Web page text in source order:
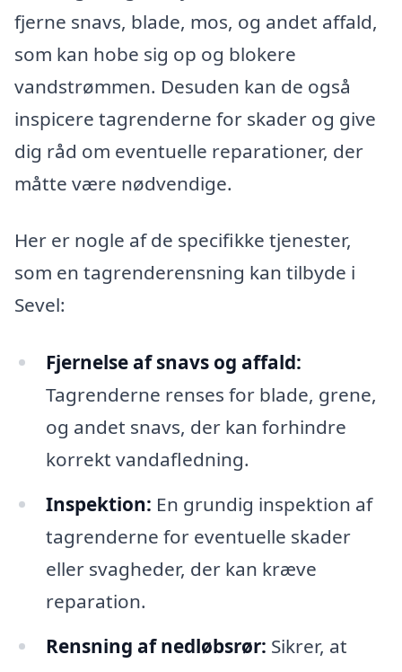
fjerne snavs, blade, mos, og andet affald,
som kan hobe sig op og blokere
vandstrømmen. Desuden kan de også
inspicere tagrenderne for skader og give
dig råd om eventuelle reparationer, der
måtte være nødvendige.
Her er nogle af de specifikke tjenester,
som en tagrenderensning kan tilbyde i
Sevel:
Fjernelse af snavs og affald:
Tagrenderne renses for blade, grene,
og andet snavs, der kan forhindre
korrekt vandafledning.
Inspektion: En grundig inspektion af
tagrenderne for eventuelle skader
eller svagheder, der kan kræve
reparation.
Rensning af nedløbsrør: Sikrer, at